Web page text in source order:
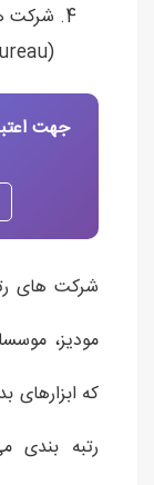
شرکت
(Credit Bureau)
جهت
مودیز،
که ابزارهای
رتبه بندی